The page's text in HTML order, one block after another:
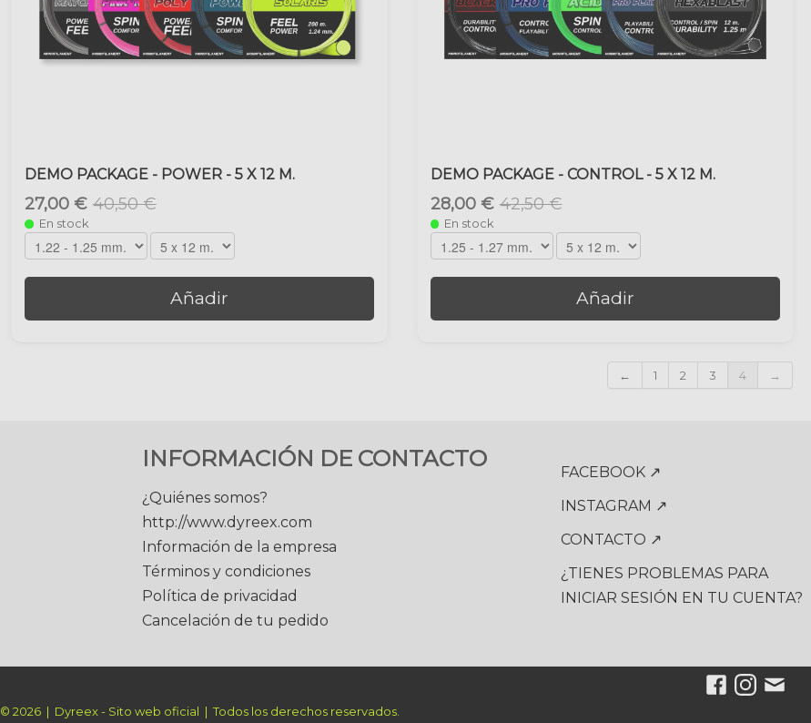
DEMO PACKAGE - POWER - 5 X 12 M.
27,00 € 40,50 €
En stock
Añadir
DEMO PACKAGE - CONTROL - 5 X 12 M.
28,00 € 42,50 €
En stock
Añadir
← 1 2 3 4 →
INFORMACIÓN DE CONTACTO
¿Quiénes somos?
http://www.dyreex.com
Información de la empresa
Términos y condiciones
Política de privacidad
Cancelación de tu pedido
FACEBOOK ↗
INSTAGRAM ↗
CONTACTO ↗
¿TIENES PROBLEMAS PARA
INICIAR SESIÓN EN TU CUENTA?
© 2026 | Dyreex - Sito web oficial | Todos los derechos reservados.